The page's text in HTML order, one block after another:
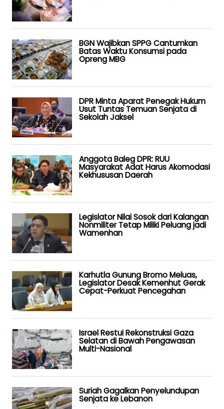
BGN Wajibkan SPPG Cantumkan
Batas Waktu Konsumsi pada
Opreng MBG
DPR Minta Aparat Penegak Hukum
Usut Tuntas Temuan Senjata di
Sekolah Jaksel
Anggota Baleg DPR: RUU
Masyarakat Adat Harus Akomodasi
Kekhususan Daerah
Legislator Nilai Sosok dari Kalangan
Nonmiliter Tetap Miliki Peluang jadi
Wamenhan
Karhutla Gunung Bromo Meluas,
Legislator Desak Kemenhut Gerak
Cepat-Perkuat Pencegahan
Israel Restui Rekonstruksi Gaza
Selatan di Bawah Pengawasan
Multi-Nasional
Suriah Gagalkan Penyelundupan
Senjata ke Lebanon